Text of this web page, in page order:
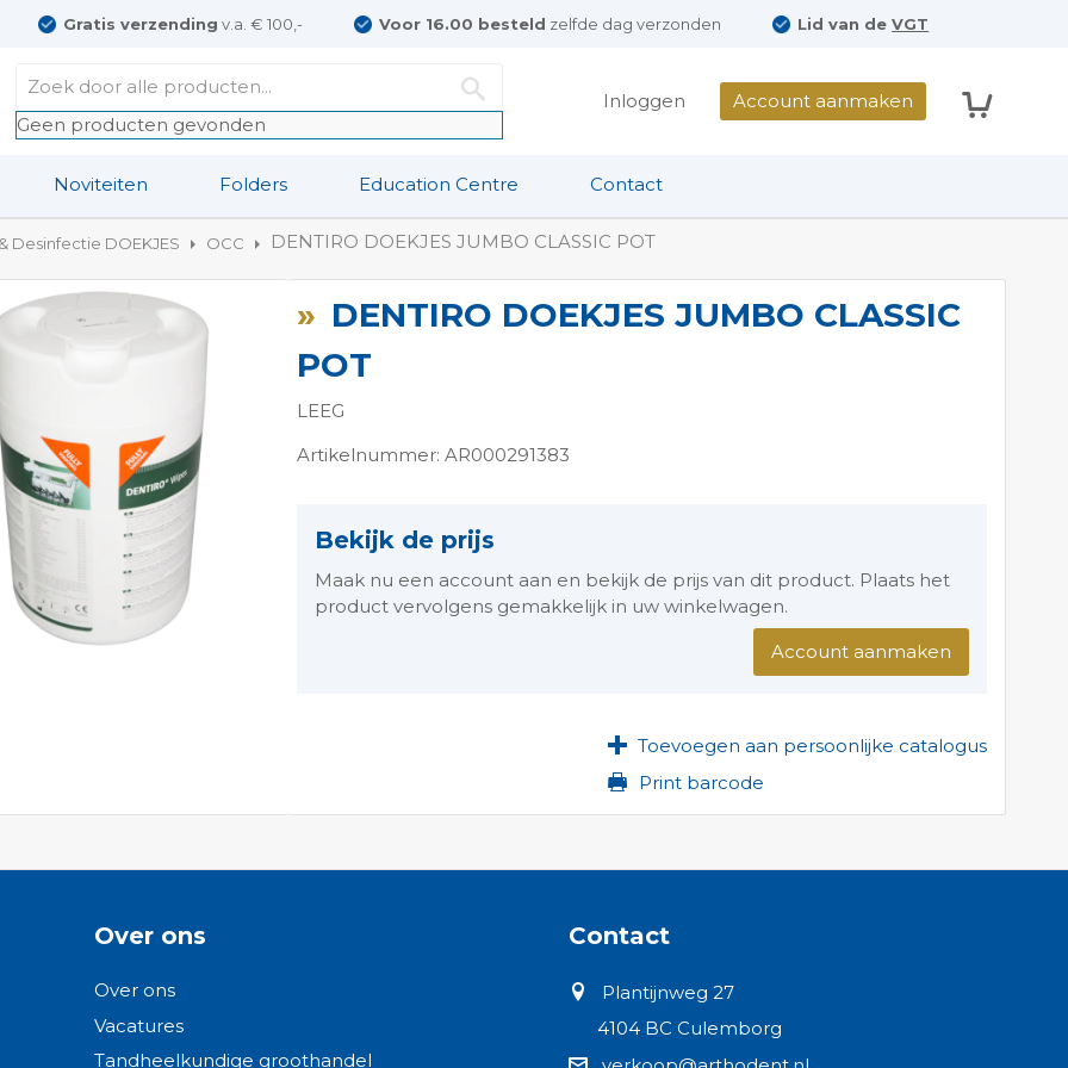
Gratis verzending v.a. € 100,- Voor 16.00 besteld zelfde dag verzonden Lid van deVGT
Geen producten gevonden
Inloggen Account aanmaken
Noviteiten Folders Education Centre Contact
Desinfectie DOEKJES OCC DENTIRO DOEKJES JUMBO CLASSIC POT
DENTIRO DOEKJES JUMBO CLASSIC
POT
LEEG
Artikelnummer: AR000291383
Bekijk de prijs
Maak nu een account aan en bekijk de prijs van dit product. Plaats het
product vervolgens gemakkelijk in uw winkelwagen.
Account aanmaken
Toevoegen aan persoonlijke catalogus
Print barcode
Over ons
Over ons
Vacatures
Tandheelkundige groothandel
Contact
Plantijnweg 27
4104 BC Culemborg